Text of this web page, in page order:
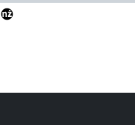
stop)